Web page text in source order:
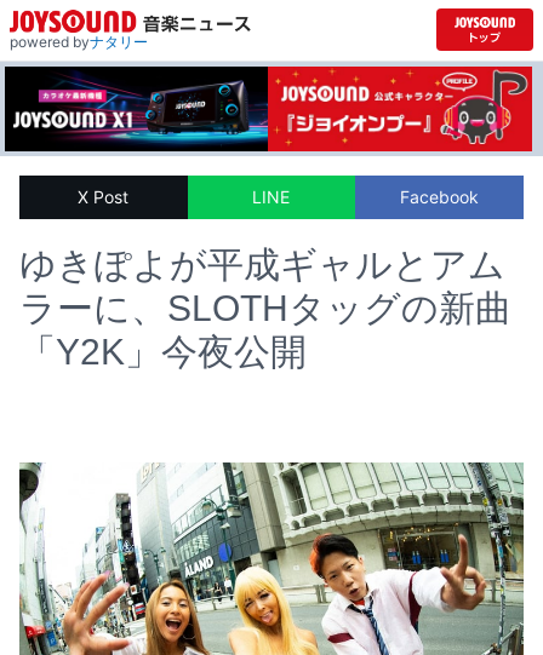
powered byナタリー
X Post LINE Facebook
ゆきぽよが平成ギャルとアム
ラーに、SLOTHタッグの新曲
「Y2K」今夜公開